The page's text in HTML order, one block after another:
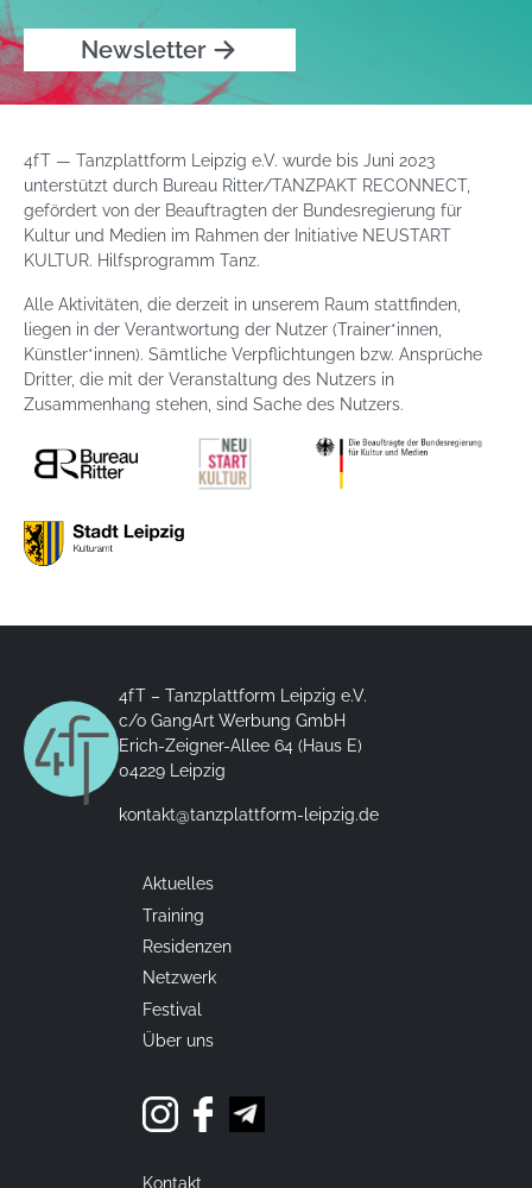
Newsletter
4fT — Tanzplattform Leipzig e.V. wurde bis Juni 2023
unterstützt durch Bureau Ritter/TANZPAKT RECONNECT,
gefördert von der Beauftragten der Bundesregierung für
Kultur und Medien im Rahmen der Initiative NEUSTART
KULTUR. Hilfsprogramm Tanz.
Alle Aktivitäten, die derzeit in unserem Raum stattfinden,
liegen in der Verantwortung der Nutzer (Trainer*innen,
Künstler*innen). Sämtliche Verpflichtungen bzw. Ansprüche
Dritter, die mit der Veranstaltung des Nutzers in
Zusammenhang stehen, sind Sache des Nutzers.
4fT – Tanzplattform Leipzig e.V.
c/o GangArt Werbung GmbH
Erich-Zeigner-Allee 64 (Haus E)
04229 Leipzig
kontakt@tanzplattform-leipzig.de
Kontakt
Aktuelles
Training
Residenzen
Netzwerk
Festival
Über uns